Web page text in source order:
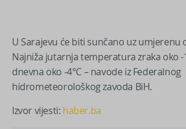
U Sarajevu će biti sunčano uz umjerenu
Najniža jutarnja temperatura zraka oko -
dnevna oko -4°C – navode iz Federalnog
hidrometeorološkog zavoda BiH.
Izvor vijesti: haber.ba